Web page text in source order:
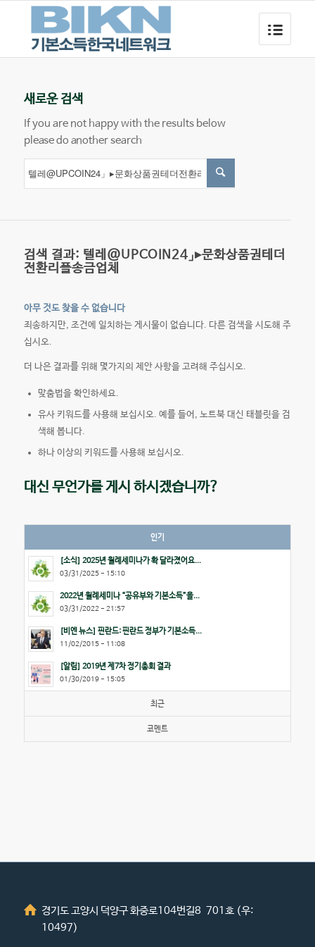
새로운 검색
If you are not happy with the results below
please do another search
검색 결과: 텔레@UPCOIN24」▸문화상품권테더
전환리플송금업체
아무 것도 찾을 수 없습니다
죄송하지만, 조건에 일치하는 게시물이 없습니다. 다른 검색을 시도해 주
십시오.
더 나은 결과를 위해 몇가지의 제안 사항을 고려해 주십시오.
맞춤법을 확인하세요.
유사 키워드를 사용해 보십시오. 예를 들어, 노트북 대신 태블릿을 검
색해 봅니다.
하나 이상의 키워드를 사용해 보십시오.
대신 무언가를 게시 하시겠습니까?
인기
[소식] 2025년 월례세미나가 확 달라졌어요...
03/31/2025 - 15:10
2022년 월례세미나 “공유부와 기본소득”을...
03/31/2022 - 21:57
[비엔 뉴스] 핀란드: 핀란드 정부가 기본소득...
11/02/2015 - 11:08
[알림] 2019년 제7차 정기총회 결과
01/30/2019 - 15:05
최근
코멘트
경기도 고양시 덕양구 화중로104번길8 701호 (우:
10497)